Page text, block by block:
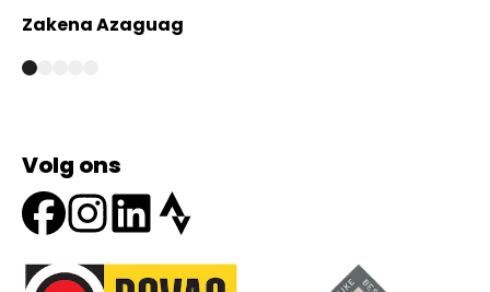
Zakena Azaguag
Volg ons
Onze partners